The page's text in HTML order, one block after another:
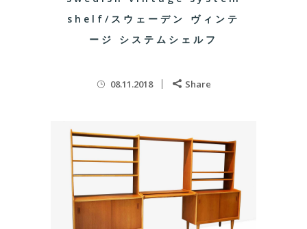
shelf/スウェーデン ヴィンテ
ージ システムシェルフ
08.11.2018 Share